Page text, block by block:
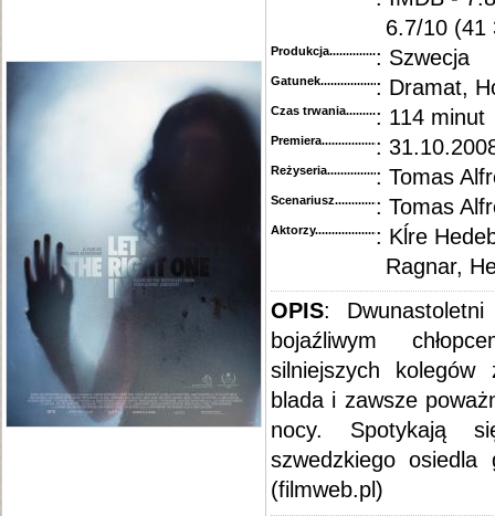
6.7/10 (41
Produkcja.........................................
: Szwecja
Gatunek...........................................
: Dramat,
Czas trwania......................................
: 114 minut
Premiera..........................................
:
Reżyseria........................................
: Tomas
Scenariusz........................................
: Tomas
Aktorzy...........................................
: Kĺre
Ragnar,
OPIS:
bojaźliwym
silniejszych
blada i zawsze
nocy. Spotykają
szwedzkiego
(filmweb.pl)